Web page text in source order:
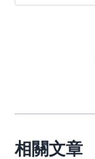
相關文章